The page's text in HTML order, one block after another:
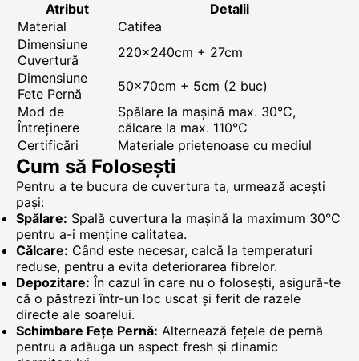
Atribut
Detalii
Material
Catifea
Dimensiune
Cuvertură
220x240cm + 27cm
Dimensiune
Fete Pernă
50x70cm + 5cm (2 buc)
Mod de
Întreținere
Spălare la mașină max. 30°C,
călcare la max. 110°C
Certificări
Materiale prietenoase cu mediul
Cum să Folosești
Pentru a te bucura de cuvertura ta, urmează acești
pași:
Spălare: Spală cuvertura la mașină la maximum 30°C
pentru a-i menține calitatea.
Călcare: Când este necesar, calcă la temperaturi
reduse, pentru a evita deteriorarea fibrelor.
Depozitare: În cazul în care nu o folosești, asigură-te
că o păstrezi într-un loc uscat și ferit de razele
directe ale soarelui.
Schimbare Fețe Pernă: Alternează fețele de pernă
pentru a adăuga un aspect fresh și dinamic